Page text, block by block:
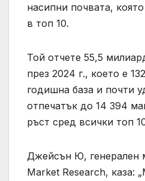
насипни почвата,
в топ 10.
Той отчете 55,5
през 2024 г., което е
годишна база и почти
отпечатък до 14 394
ръст сред всички топ
Джейсън Ю, генерален
Market Research, каза: